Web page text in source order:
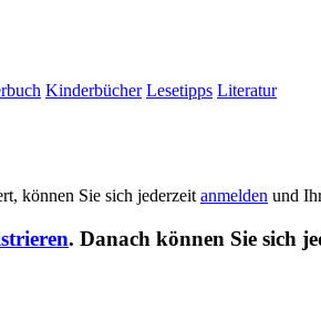
Kinderbücher Lesetipps Literatur
können Sie sich jederzeit anmelden und
. Danach können Sie sich